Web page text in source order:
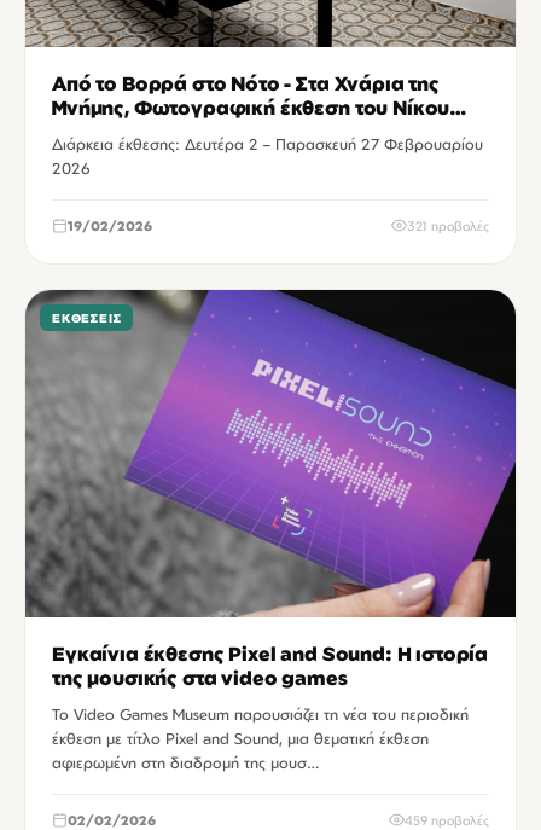
Από το Βορρά στο Νότο - Στα Χνάρια της
Μνήμης, Φωτογραφική έκθεση του Νίκου
Μπασιά
Διάρκεια έκθεσης: Δευτέρα 2 – Παρασκευή 27 Φεβρουαρίου
2026
19/02/2026 321 προβολές
ΕΚΘΈΣΕΙΣ
Εγκαίνια έκθεσης Pixel and Sound: Η ιστορία
της μουσικής στα video games
Το Video Games Museum παρουσιάζει τη νέα του περιοδική
έκθεση με τίτλο Pixel and Sound, μια θεματική έκθεση
αφιερωμένη στη διαδρομή της μουσ…
02/02/2026 459 προβολές